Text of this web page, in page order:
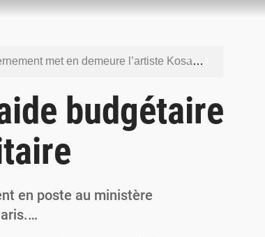
Pic de retirer de toutes les plateformes, ses contenus jugés contraires aux bonnes mœurs
faire de la Révolution progressiste populaire le socle de la souveraineté nationale
de Montréal 2014 pour renforcer la sécurité aérienne
budgétaire
en poste au ministère